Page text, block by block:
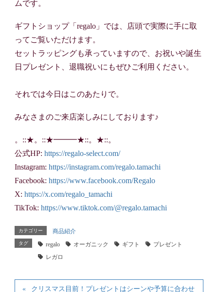
ムです。
ギフトショップ「regalo」では、店頭で実際に手に取
ってご覧いただけます。
セットラッピングも承っていますので、お祝いや誕生
日プレゼント、退職祝いにもぜひご利用ください。
それでは今日はこのあたりで。
みなさまのご来店楽しみにしております♪
。::★。::★━━━★::。★::。
公式HP: https://regalo-select.com/
Instagram: https://instagram.com/regalo.tamachi
Facebook: https://www.facebook.com/Regalo
X: https://x.com/regalo_tamachi
TikTok: https://www.tiktok.com/@regalo.tamachi
カテゴリー 商品紹介
タグ regalo オーガニック ギフト
プレゼント
レガロ
クリスマス目前！プレゼントはシーンや予算に合わせ